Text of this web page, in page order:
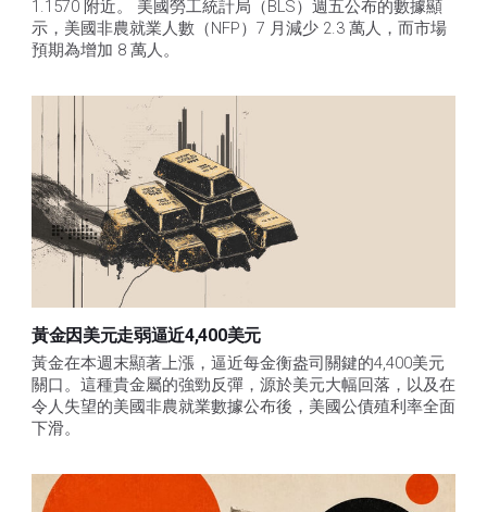
1.1570 附近。 美國勞工統計局（BLS）週五公布的數據顯
示，美國非農就業人數（NFP）7 月減少 2.3 萬人，而市場
預期為增加 8 萬人。
黃金因美元走弱逼近4,400美元
黃金在本週末顯著上漲，逼近每金衡盎司關鍵的4,400美元
關口。這種貴金屬的強勁反彈，源於美元大幅回落，以及在
令人失望的美國非農就業數據公布後，美國公債殖利率全面
下滑。